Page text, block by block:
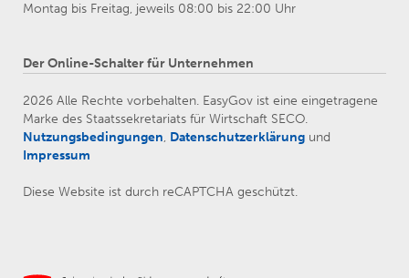
Montag bis Freitag, jeweils 08:00 bis 22:00 Uhr
Der Online-Schalter für Unternehmen
2026 Alle Rechte vorbehalten. EasyGov ist eine eingetragene
Marke des Staatssekretariats für Wirtschaft SECO.
Nutzungsbedingungen, Datenschutzerklärung und
Impressum
Diese Website ist durch reCAPTCHA geschützt.